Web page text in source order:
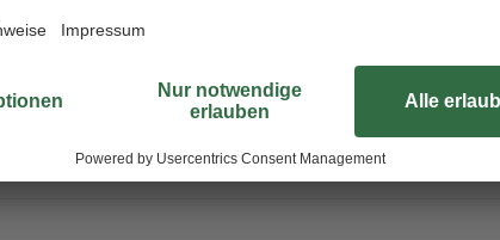
2H-Isothiazol-3-on. Kann allergische Reaktionen hervorrufen.